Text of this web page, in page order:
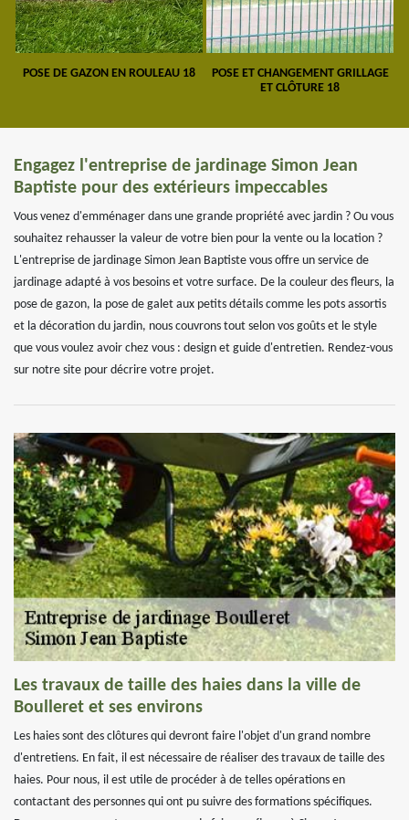
POSE DE GAZON EN ROULEAU 18
POSE ET CHANGEMENT GRILLAGE
ET CLÔTURE 18
Engagez l'entreprise de jardinage Simon Jean
Baptiste pour des extérieurs impeccables
Vous venez d'emménager dans une grande propriété avec jardin ? Ou vous
souhaitez rehausser la valeur de votre bien pour la vente ou la location ?
L'entreprise de jardinage Simon Jean Baptiste vous offre un service de
jardinage adapté à vos besoins et votre surface. De la couleur des fleurs, la
pose de gazon, la pose de galet aux petits détails comme les pots assortis
et la décoration du jardin, nous couvrons tout selon vos goûts et le style
que vous voulez avoir chez vous : design et guide d'entretien. Rendez-vous
sur notre site pour décrire votre projet.
Les travaux de taille des haies dans la ville de
Boulleret et ses environs
Les haies sont des clôtures qui devront faire l'objet d'un grand nombre
d'entretiens. En fait, il est nécessaire de réaliser des travaux de taille des
haies. Pour nous, il est utile de procéder à de telles opérations en
contactant des personnes qui ont pu suivre des formations spécifiques.